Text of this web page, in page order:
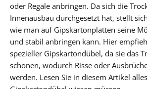
oder Regale anbringen. Da sich die
Innenausbau durchgesetzt hat, stellt
wie man auf Gipskartonplatten seine
und stabil anbringen kann. Hier
spezieller Gipskartondübel, da sie das
schonen, wodurch Risse oder
werden. Lesen Sie in diesem Artikel